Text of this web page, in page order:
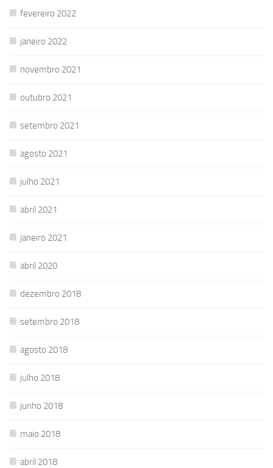
fevereiro 2022
janeiro 2022
novembro 2021
outubro 2021
setembro 2021
agosto 2021
julho 2021
abril 2021
janeiro 2021
abril 2020
dezembro 2018
setembro 2018
agosto 2018
julho 2018
junho 2018
maio 2018
abril 2018